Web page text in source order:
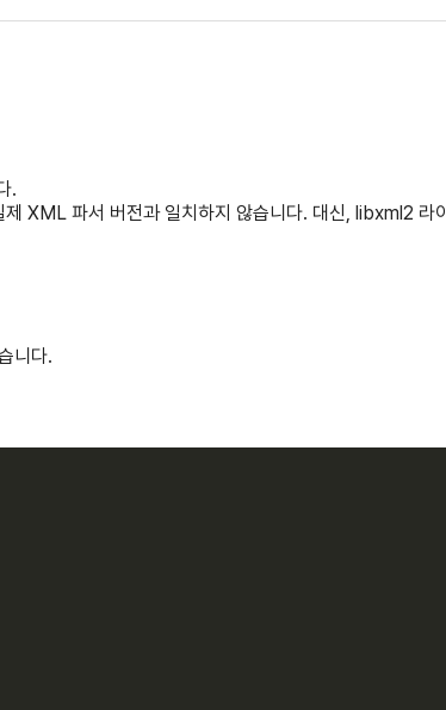
.
XML 파서 버전과 일치하지 않습니다. 대신, libxml2 라이
니다.